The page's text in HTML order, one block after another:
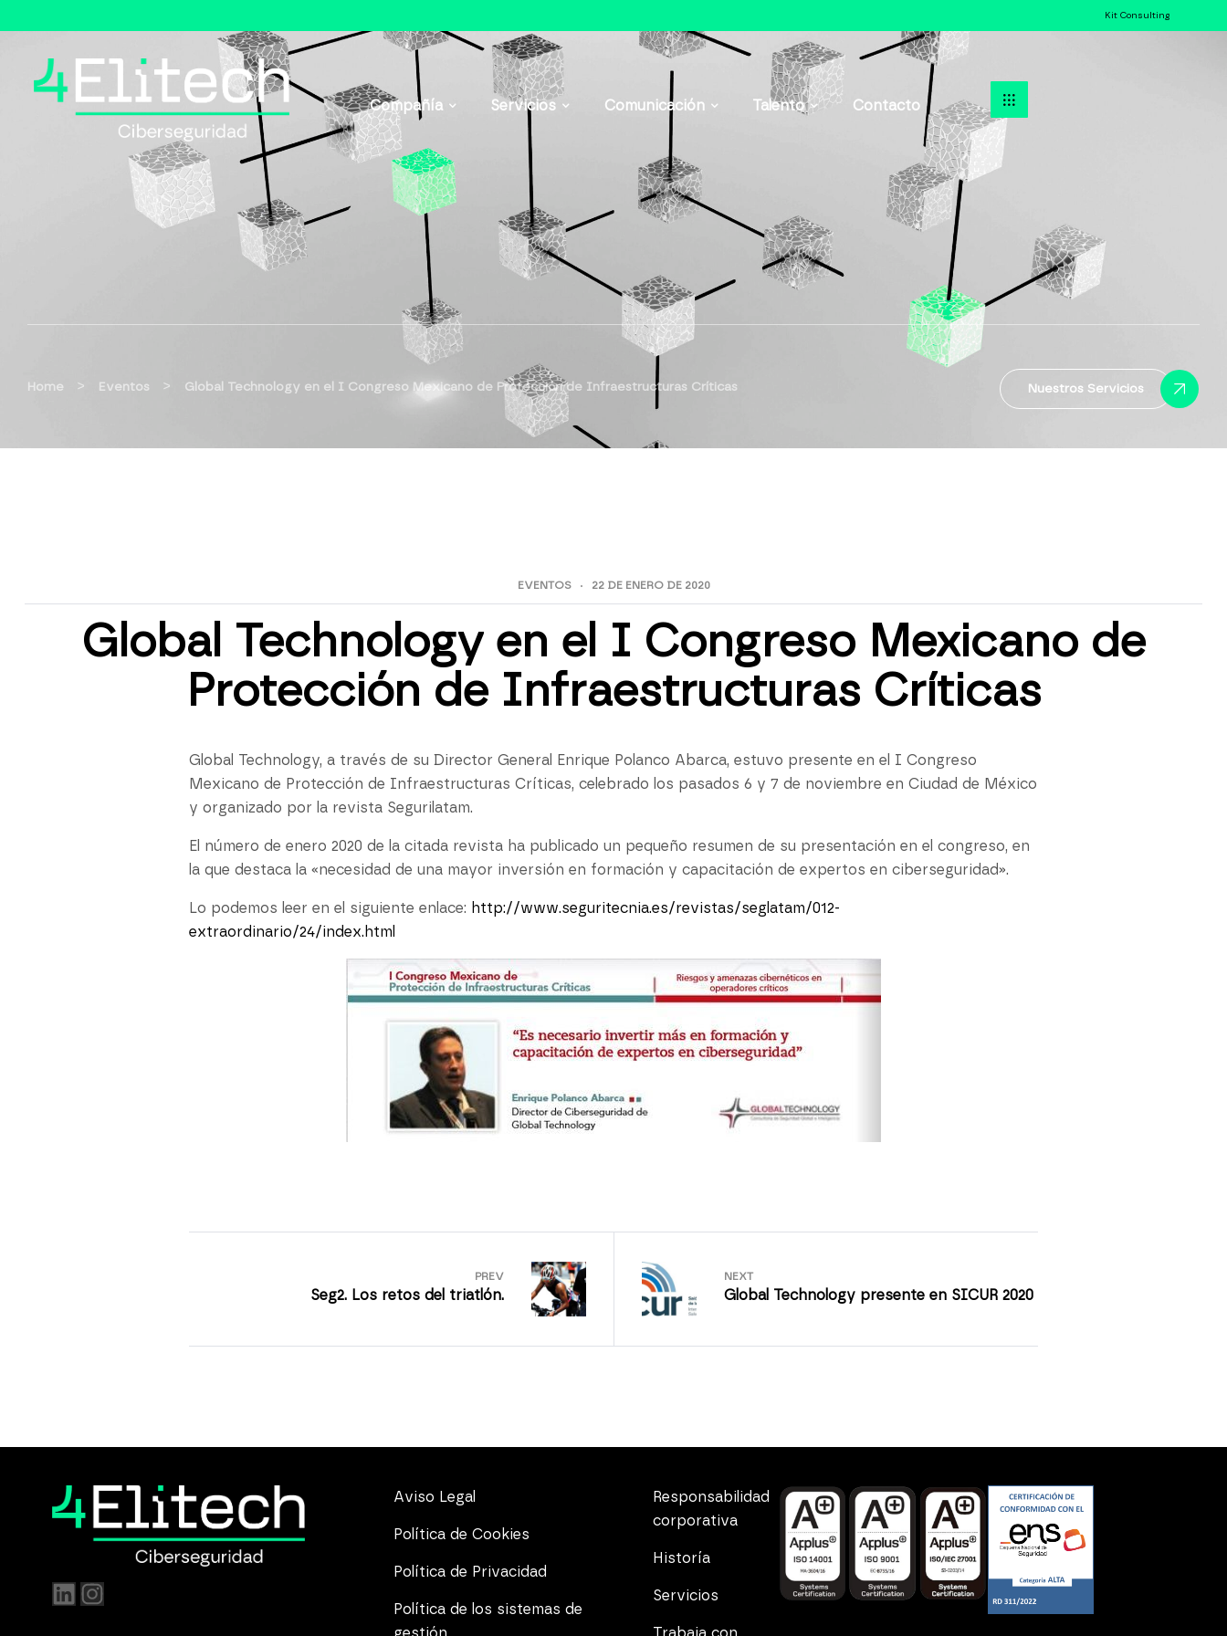
Kit Consulting
Compañía Servicios Comunicación Talento Contacto
Home > Eventos > Global Technology en el I Congreso Mexicano de Protección de Infraestructuras Críticas Nuestros Servicios
EVENTOS 22 DE ENERO DE 2020
Global Technology en el I Congreso Mexicano de
Protección de Infraestructuras Críticas
Global Technology, a través de su Director General Enrique Polanco Abarca, estuvo presente en el I Congreso
Mexicano de Protección de Infraestructuras Críticas, celebrado los pasados 6 y 7 de noviembre en Ciudad de México
y organizado por la revista Segurilatam.
El número de enero 2020 de la citada revista ha publicado un pequeño resumen de su presentación en el congreso, en
la que destaca la «necesidad de una mayor inversión en formación y capacitación de expertos en ciberseguridad».
Lo podemos leer en el siguiente enlace: http://www.seguritecnia.es/revistas/seglatam/012-
extraordinario/24/index.html
PREV
Seg2. Los retos del triatlón.
NEXT
Global Technology presente en SICUR 2020
Aviso Legal
Política de Cookies
Política de Privacidad
Política de los sistemas de
gestión
Responsabilidad
corporativa
Historía
Servicios
Trabaja con